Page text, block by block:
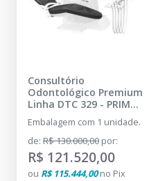
Consultório
Odontológico Premium
Linha DTC 329 - PRIME
WELT
Embalagem com 1 unidade.
de: R$ 130.000,00 por:
R$ 121.520,00
ou R$ 115.444,00no Pix